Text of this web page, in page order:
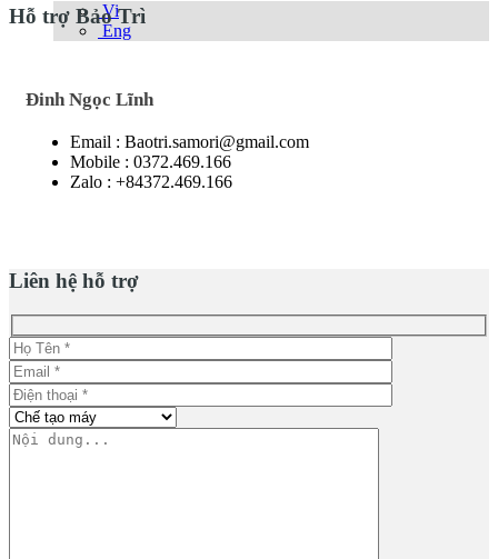
Vi
Eng
Hỗ trợ Bảo Trì
Đinh Ngọc Lĩnh
Email : Baotri.samori@gmail.com
Mobile : 0372.469.166
Zalo : +84372.469.166
Liên hệ hỗ trợ